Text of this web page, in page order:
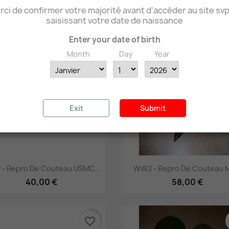
Aperçu rapide
- Repro De Couteau USMC...
40,00 €
favorite_border
Aperçu rapide
WW2 - Repro De Couteau
58,00 €
favorite_border
de confirmer votre majorité avant d'accéder au site
saisissant votre date de naissance
Enter your date of birth
Month Day Year
Exit Submit